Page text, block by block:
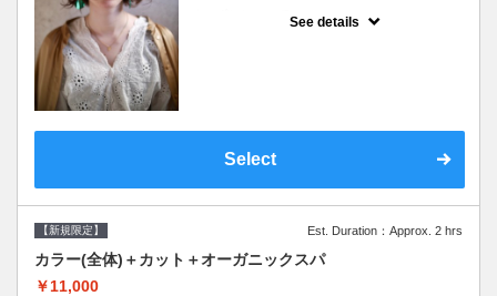
See details
Select
【新規限定】 Est. Duration：Approx. 2 hrs
カラー(全体)＋カット＋オーガニックスパ
￥11,000